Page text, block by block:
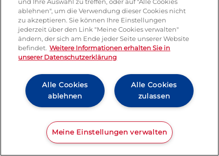
Ricottawird klassisch aus der
Molke hergestellt, die bei der
Produktion von Käse wie
Mozzarellaoder anderen
Pasta‑Filata‑Sortenals
Nebenprodukt entsteht.
Eiweißbestandteile
, die durch
erneutes Erhitzen gebunden
werden – daher auch der Name
Ricotta(„wiedergekocht“).
2. Erhitzen der Molke
Die Molke wirdlangsam auf hohe
ablehnen", um die Verwendung dieser Cookies nicht
zu akzeptieren. Sie können Ihre Einstellungen
jederzeit über den Link "Meine Cookies verwalten"
ändern, der sich am Ende jeder Seite unserer Website
befindet. Weitere Informationen erhalten Sie in
unserer Datenschutzerklärung
Alle Cookies
zulassen
Alle Cookies
ablehnen
Meine Einstellungen verwalten